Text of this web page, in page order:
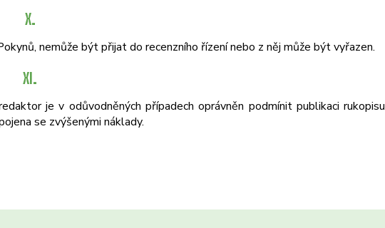
X.
nemůže být přijat do recenzního řízení nebo z něj může být vyřazen.
XI.
je v odůvodněných případech oprávněn podmínit publikaci rukopisu
se zvýšenými náklady.